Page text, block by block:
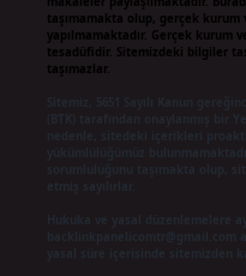
taşımamakta olup, gerçek kurum
yapılmamaktadır. Gerçek
tesadüfidir. Sitemizdeki bilgiler
taşımazlar.
Sitemiz, 5651 Sayılı Kanun
(BTK) tarafından onaylanmış bir
nedenle, sitedeki içerikleri
yükümlülüğümüz
Hukuka ve yasal düzenlemelere